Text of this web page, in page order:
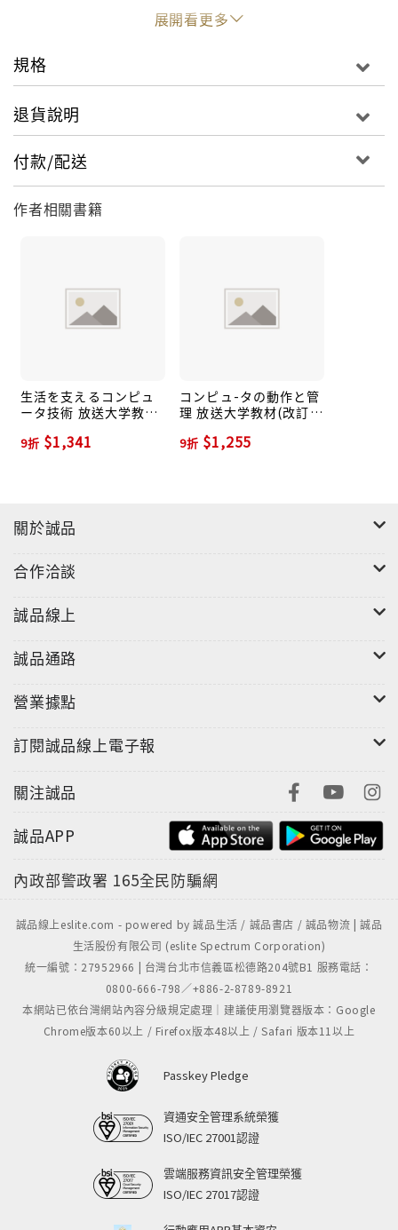
展開看更多
規格
退貨說明
付款/配送
作者相關書籍
生活を支えるコンピュ
ータ技術 放送大学教材
9折 $1,341
コンピュ-タの動作と管
理 放送大学教材(改訂
9折 $1,255
關於誠品
合作洽談
誠品線上
誠品通路
營業據點
訂閱誠品線上電子報
關注誠品
誠品APP
內政部警政署 165全民防騙網
誠品線上eslite.com - powered by 誠品生活 / 誠品書店 / 誠品物流 | 誠品
生活股份有限公司 (eslite Spectrum Corporation)
統一編號：27952966 | 台灣台北市信義區松德路204號B1 服務電話：
0800-666-798／+886-2-8789-8921
本網站已依台灣網站內容分級規定處理｜建議使用瀏覽器版本：Google
Chrome版本60以上 / Firefox版本48以上 / Safari 版本11以上
Passkey Pledge
資通安全管理系統榮獲
ISO/IEC 27001認證
雲端服務資訊安全管理榮獲
ISO/IEC 27017認證